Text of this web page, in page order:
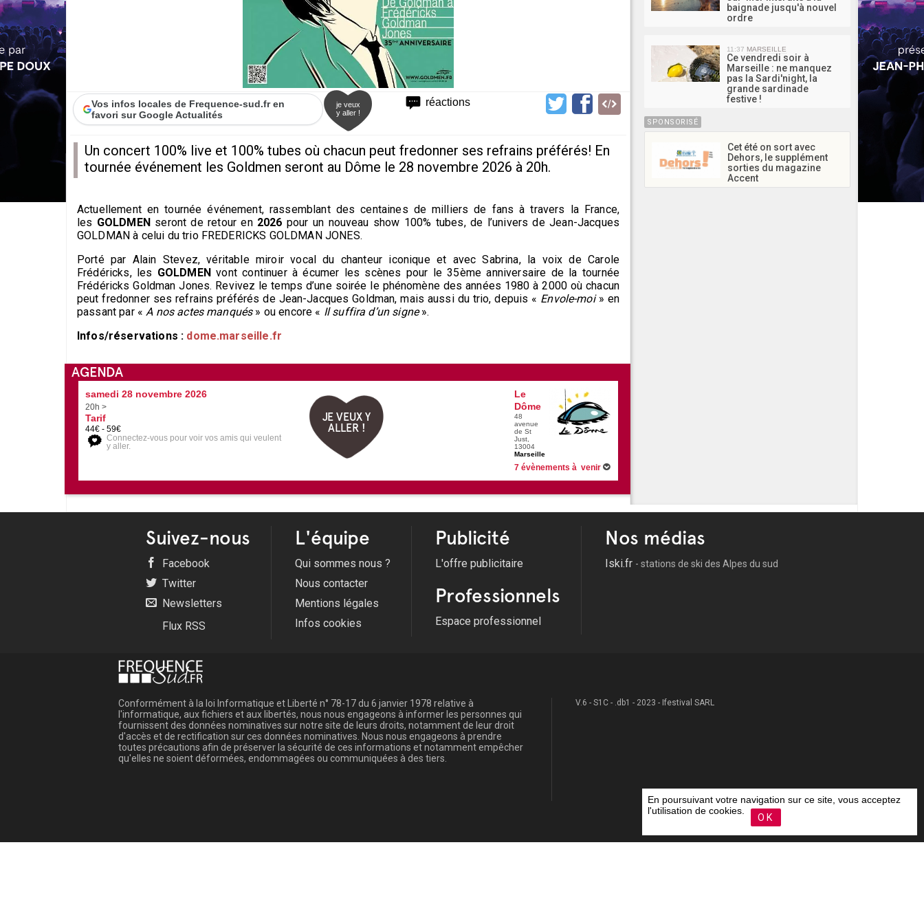
réactions
Vos infos locales de Frequence-sud.fr en
favori sur Google Actualités
je veux
y aller !
Un concert 100% live et 100% tubes où chacun peut fredonner ses refrains préférés! En
tournée événement les Goldmen seront au Dôme le 28 novembre 2026 à 20h.
Actuellement en tournée événement, rassemblant des centaines de milliers de fans à travers la France,
les GOLDMENseront de retour en 2026 pour un nouveau show 100% tubes, de l’univers de Jean-Jacques
GOLDMAN à celui du trio FREDERICKS GOLDMAN JONES.
Porté par Alain Stevez, véritable miroir vocal du chanteur iconique et avec Sabrina, la voix de Carole
Frédéricks, les GOLDMENvont continuer à écumer les scènes pour le 35ème anniversaire de la tournée
Frédéricks Goldman Jones. Revivez le temps d’une soirée le phénomène des années 1980 à 2000 où chacun
peut fredonner ses refrains préférés de Jean-Jacques Goldman, mais aussi du trio, depuis « Envole-moi » en
passant par «A nos actes manqués » ou encore « Il suffira d’un signe».
Infos/réservations : dome.marseille.fr
AGENDA
samedi 28 novembre 2026
20h >
Tarif
44€ - 59€
Connectez-vous pour voir vos amis qui veulent
y aller.
JE VEUX Y
ALLER !
Le
Dôme
48
avenue
de St
Just,
13004
Marseille
7 évènements à venir
baignade jusqu'à nouvel
ordre
11:37 MARSEILLE
Ce vendredi soir à
Marseille : ne manquez
pas la Sardi'night, la
grande sardinade
festive !
SPONSORISÉ
Cet été on sort avec
Dehors, le supplément
sorties du magazine
Accent
Suivez-nous
Facebook
Twitter
Newsletters
Flux RSS
L'équipe
Qui sommes nous ?
Nous contacter
Mentions légales
Infos cookies
Publicité
L'offre publicitaire
Professionnels
Espace professionnel
Nos médias
Iski.fr - stations de ski des Alpes du sud
Conformément à la loi Informatique et Liberté n° 78-17 du 6 janvier 1978 relative à
l'informatique, aux fichiers et aux libertés, nous nous engageons à informer les personnes qui
fournissent des données nominatives sur notre site de leurs droits, notamment de leur droit
d'accès et de rectification sur ces données nominatives. Nous nous engageons à prendre
toutes précautions afin de préserver la sécurité de ces informations et notamment empêcher
qu'elles ne soient déformées, endommagées ou communiquées à des tiers.
V.6 - S1C - .db1 - 2023 - Ifestival SARL
En poursuivant votre navigation sur ce site, vous acceptez
l'utilisation de cookies.
OK